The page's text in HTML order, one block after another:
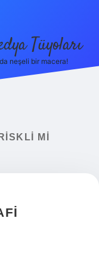
Tüyoları
neşeli bir macera!
MI